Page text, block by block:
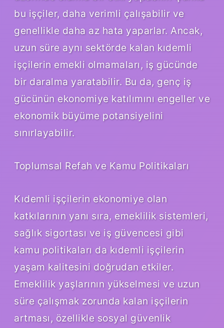
bu işçiler, daha verimli çalışabilir ve
genellikle daha az hata yaparlar. Ancak,
uzun süre aynı sektörde kalan kıdemli
işçilerin emekli olmamaları, iş gücünde
bir daralma yaratabilir. Bu da, genç iş
gücünün ekonomiye katılımını engeller ve
ekonomik büyüme potansiyelini
sınırlayabilir.
Toplumsal Refah ve Kamu Politikaları
Kıdemli işçilerin ekonomiye olan
katkılarının yanı sıra, emeklilik sistemleri,
sağlık sigortası ve iş güvencesi gibi
kamu politikaları da kıdemli işçilerin
yaşam kalitesini doğrudan etkiler.
Emeklilik yaşlarının yükselmesi ve uzun
süre çalışmak zorunda kalan işçilerin
artması, özellikle sosyal güvenlik